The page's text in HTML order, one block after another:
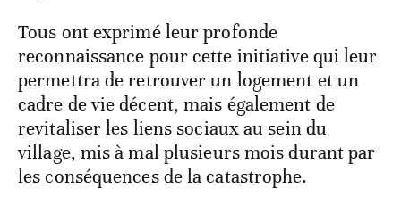
Tous ont exprimé leur profonde
reconnaissance pour cette initiative qui leur
permettra de retrouver un logement et un
cadre de vie décent, mais également de
revitaliser les liens sociaux au sein du
village, mis à mal plusieurs mois durant par
les conséquences de la catastrophe.